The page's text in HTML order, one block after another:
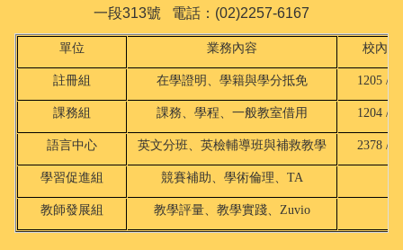
一段313號 電話：(02)2257-6167
單位 業務內容 校內
註冊組 在學證明、學籍與學分抵免 1205 /
課務組 課務、學程、一般教室借用 1204 /
語言中心 英文分班、英檢輔導班與補救教學 2378 /
學習促進組 競賽補助、學術倫理、TA
教師發展組 教學評量、教學實踐、Zuvio